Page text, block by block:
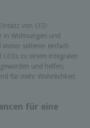
von LED-
in Wohnungen und
seltener einfach
zu einem integralen
und helfen,
für mehr Wohnlichkeit
für eine